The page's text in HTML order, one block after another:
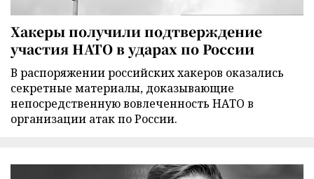
Хакеры получили подтверждение
участия НАТО в ударах по России
В распоряжении российских хакеров оказались
секретные материалы, доказывающие
непосредственную вовлеченность НАТО в
организации атак по России.